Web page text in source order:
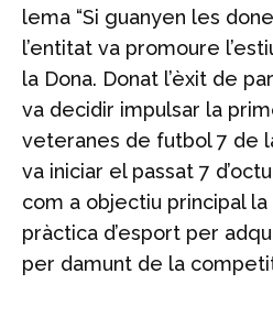
lema “Si guanyen les
l’entitat va promoure
la Dona. Donat l’èxit de
va decidir impulsar la
veteranes de futbol 7 de
va iniciar el passat 7
com a objectiu principal
pràctica d’esport per
per damunt de la